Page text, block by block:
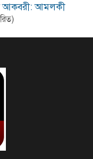
আকবরী: আমলকী